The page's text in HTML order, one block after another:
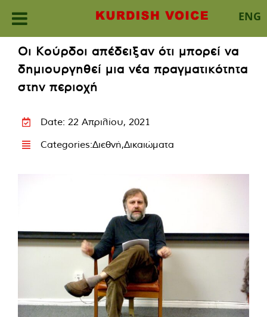
ENG
content
Οι Κούρδοι απέδειξαν ότι μπορεί να
δημιουργηθεί μια νέα πραγματικότητα
στην περιοχή
Date: 22 Απριλίου, 2021
Categories:Διεθνή,Δικαιώματα